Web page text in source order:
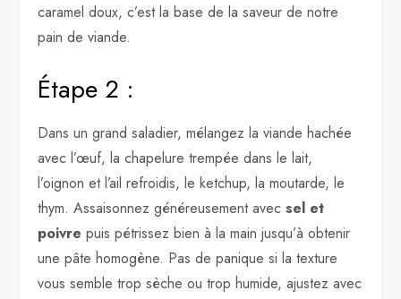
caramel doux, c’est la base de la saveur de notre
pain de viande.
Étape 2 :
Dans un grand saladier, mélangez la viande hachée
avec l’œuf, la chapelure trempée dans le lait,
l’oignon et l’ail refroidis, le ketchup, la moutarde, le
thym. Assaisonnez généreusement avecsel et
poivre puis pétrissez bien à la main jusqu’à obtenir
une pâte homogène. Pas de panique si la texture
vous semble trop sèche ou trop humide, ajustez avec